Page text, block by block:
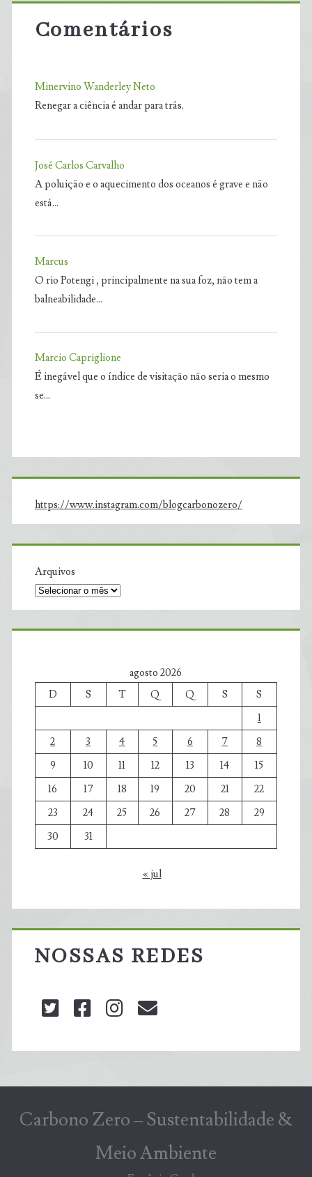
Comentários
Minervino Wanderley Neto
Renegar a ciência é andar para trás.
José Carlos Carvalho
A poluição e o aquecimento dos oceanos é grave e não
está…
Marcus
O rio Potengi , principalmente na sua foz, não tem a
balneabilidade…
Marcio Capriglione
É inegável que o índice de visitação não seria o mesmo
se…
https://www.instagram.com/blogcarbonozero/
Arquivos
agosto 2026
D
S T Q Q S
S
1
2
3 4 5 6 7
8
9
10 11 12 13 14
15
16
17 18 19 20 21
22
23
24 25 26 27 28
29
30
31
« jul
NOSSAS REDES
twitterfacebookinstagram
Carbono Zero – Sustentabilidade &
Meio Ambiente